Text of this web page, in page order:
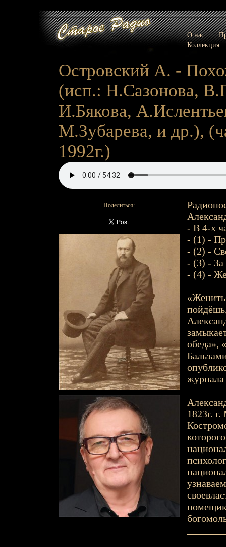
О нас
Коллекция
Островский А. -
(исп.: Н.Сазонова,
И.Бякова,
М.Зубарева, и др.),
1992г.)
Поделиться:
- В 4-х
- (1) -
- (2) -
- (3) -
- (4) -
обеда»,
журнала
1823г.